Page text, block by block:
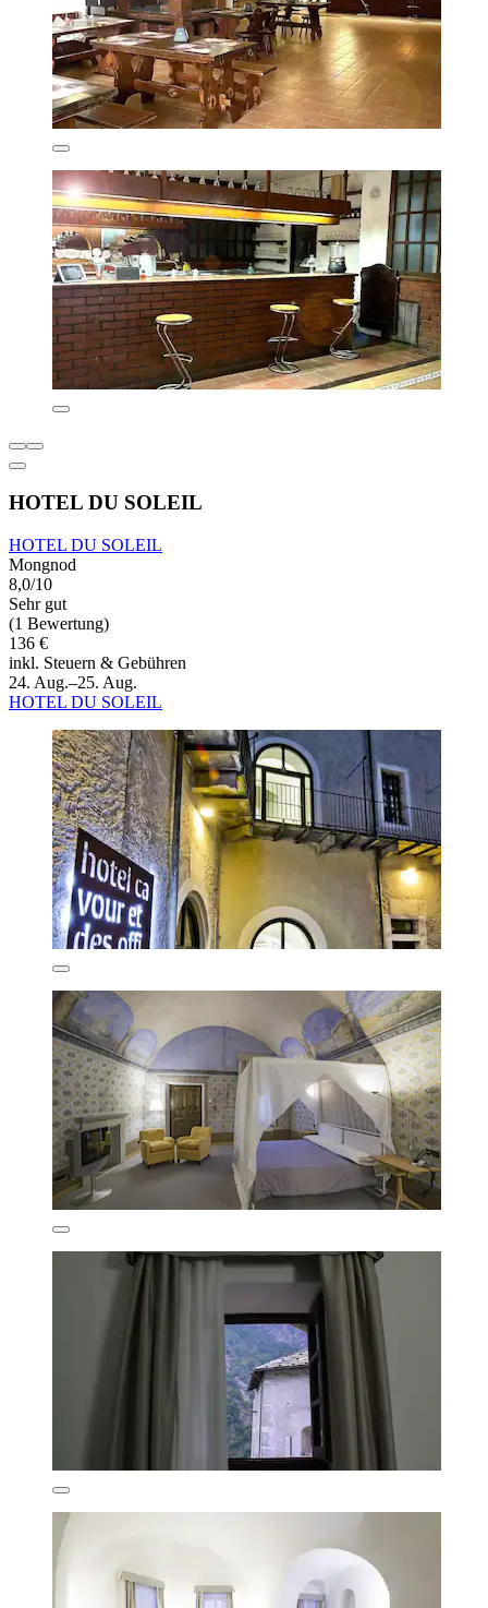
HOTEL DU SOLEIL
HOTEL DU SOLEIL
Mongnod
8,0/10
Sehr gut
(1 Bewertung)
136 €
inkl. Steuern & Gebühren
24. Aug.–25. Aug.
HOTEL DU SOLEIL